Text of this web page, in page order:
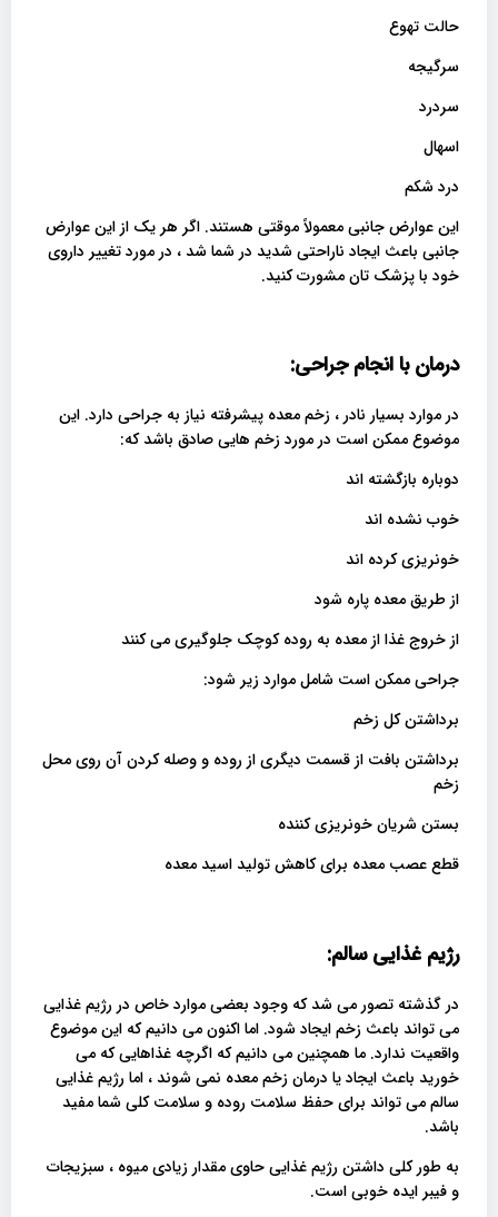
حالت تهوع
سرگیجه
سردرد
اسهال
درد شکم
این عوارض جانبی معمولاً موقتی هستند. اگر هر یک از این عوارض
جانبی باعث ایجاد ناراحتی شدید در شما شد ، در مورد تغییر داروی
خود با پزشک تان مشورت کنید.
درمان با انجام جراحی:
در موارد بسیار نادر ، زخم معده پیشرفته نیاز به جراحی دارد. این
موضوع ممکن است در مورد زخم هایی صادق باشد که:
دوباره بازگشته اند
خوب نشده اند
خونریزی کرده اند
از طریق معده پاره شود
از خروج غذا از معده به روده کوچک جلوگیری می کنند
جراحی ممکن است شامل موارد زیر شود:
برداشتن کل زخم
برداشتن بافت از قسمت دیگری از روده و وصله کردن آن روی محل
زخم
بستن شریان خونریزی کننده
قطع عصب معده برای کاهش تولید اسید معده
رژیم غذایی سالم:
در گذشته تصور می شد که وجود بعضی موارد خاص در رژیم غذایی
می تواند باعث زخم ایجاد شود. اما اکنون می دانیم که این موضوع
واقعیت ندارد. ما همچنین می دانیم که اگرچه غذاهایی که می
خورید باعث ایجاد یا درمان زخم معده نمی شوند ، اما رژیم غذایی
سالم می تواند برای حفظ سلامت روده و سلامت کلی شما مفید
باشد.
به طور کلی داشتن رژیم غذایی حاوی مقدار زیادی میوه ، سبزیجات
و فیبر ایده خوبی است.